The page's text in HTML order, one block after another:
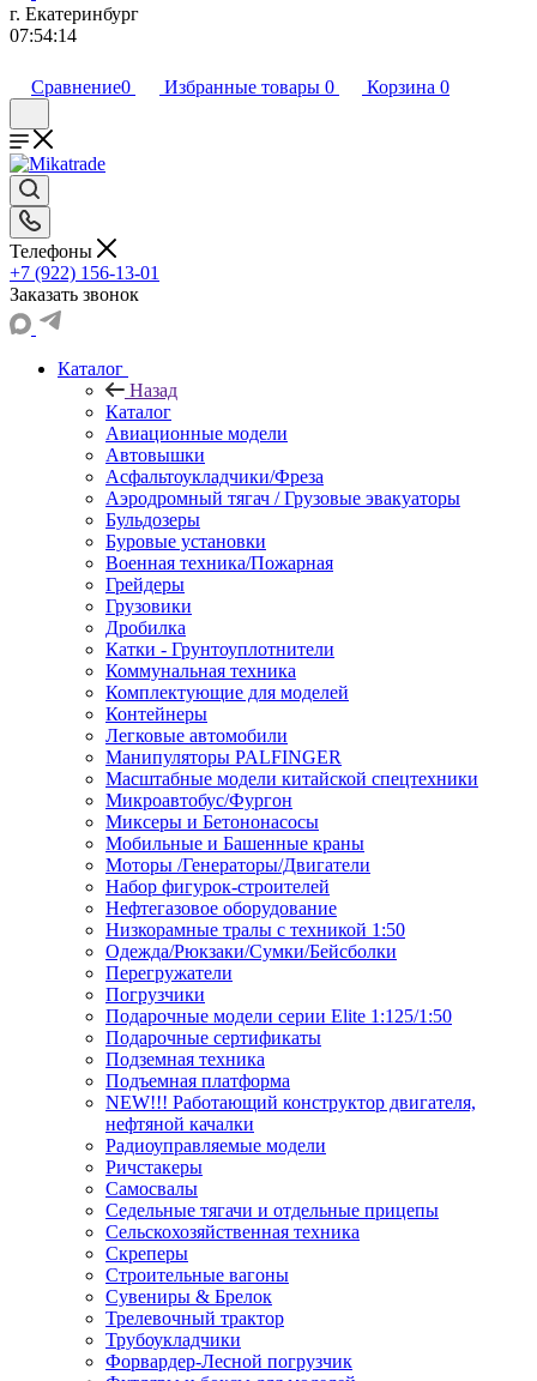
г. Екатеринбург
07:54:14
Сравнение0 Избранные товары 0 Корзина 0
Телефоны
+7 (922) 156-13-01
Заказать звонок
Каталог
Назад
Каталог
Авиационные модели
Автовышки
Асфальтоукладчики/Фреза
Аэродромный тягач / Грузовые эвакуаторы
Бульдозеры
Буровые установки
Военная техника/Пожарная
Грейдеры
Грузовики
Дробилка
Катки - Грунтоуплотнители
Коммунальная техника
Комплектующие для моделей
Контейнеры
Легковые автомобили
Манипуляторы PALFINGER
Масштабные модели китайской спецтехники
Микроавтобус/Фургон
Миксеры и Бетононасосы
Мобильные и Башенные краны
Моторы /Генераторы/Двигатели
Набор фигурок-строителей
Нефтегазовое оборудование
Низкорамные тралы с техникой 1:50
Одежда/Рюкзаки/Сумки/Бейсболки
Перегружатели
Погрузчики
Подарочные модели серии Elite 1:125/1:50
Подарочные сертификаты
Подземная техника
Подъемная платформа
NEW!!! Работающий конструктор двигателя,
нефтяной качалки
Радиоуправляемые модели
Ричстакеры
Самосвалы
Седельные тягачи и отдельные прицепы
Сельскохозяйственная техника
Скреперы
Строительные вагоны
Сувениры & Брелок
Трелевочный трактор
Трубоукладчики
Форвардер-Лесной погрузчик